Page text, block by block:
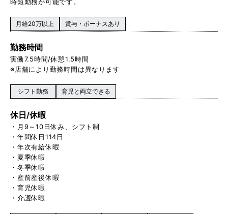
月給20万以上 賞与・ボーナスあり
勤務時間
実働 7.5時間/休憩1.5時間
※店舗により勤務時間は異なります
シフト勤務 育児と両立できる
休日/休暇
・月9～10日休み、シフト制
・年間休日114日
・年次有給休暇
・夏季休暇
・冬季休暇
・産前産後休暇
・育児休暇
・介護休暇